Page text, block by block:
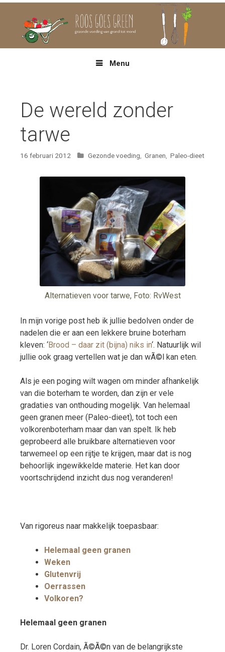
Menu
De wereld zonder
tarwe
16 februari 2012 Categorieën
Gezonde voeding, Granen, Paleo-dieet
Alternatieven voor tarwe, Foto: RvWest
In mijn vorige post heb ik jullie bedolven onder de
nadelen die er aan een lekkere bruine boterham
kleven: ‘Brood – daar zit (bijna) niks in‘. Natuurlijk wil
jullie ook graag vertellen wat je dan wÃ©l kan eten.
Als je een poging wilt wagen om minder afhankelijk
van die boterham te worden, dan zijn er vele
gradaties van onthouding mogelijk. Van helemaal
geen granen meer (Paleo-dieet), tot toch een
volkorenboterham maar dan van spelt. Ik heb
geprobeerd alle bruikbare alternatieven voor
tarwemeel op een rijtje te krijgen, maar dat is nog
behoorlijk ingewikkelde materie. Het kan door
voortschrijdend inzicht dus nog veranderen!
Van rigoreus naar makkelijk toepasbaar:
Helemaal geen granen
Weken
Glutenvrij
Oerrassen
Volkoren?
Helemaal geen granen
Dr. Loren Cordain, Ã©Ã©n van de belangrijkste